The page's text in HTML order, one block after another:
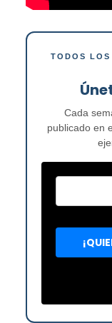
TODOS
Cada
publicado en